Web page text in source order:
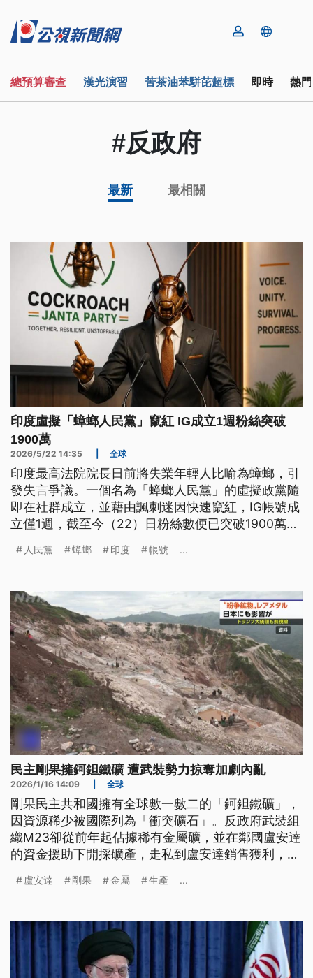
總預算審查 漢光演習 苦茶油苯駢芘超標 即時 熱
#反政府
最新 最相關
印度虛擬「蟑螂人民黨」竄紅 IG成立1週粉絲突破
1900萬
2026/5/22 14:35 全球
印度最高法院院長日前將失業年輕人比喻為蟑螂，引
發失言爭議。一個名為「蟑螂人民黨」的虛擬政黨隨
即在社群成立，並藉由諷刺迷因快速竄紅，IG帳號成
立僅1週，截至今（22）日粉絲數便已突破1900萬。
開新帳號，並高調發文宣示「蟑螂回來了」。
人民黨 蟑螂 印度 帳號 ...
民主剛果擁鈳鉭鐵礦 遭武裝勢力掠奪加劇內亂
2026/1/16 14:09 全球
剛果民主共和國擁有全球數一數二的「鈳鉭鐵礦」，
因資源稀少被國際列為「衝突礦石」。反政府武裝組
織M23卻從前年起佔據稀有金屬礦，並在鄰國盧安達
的資金援助下開採礦產，走私到盧安達銷售獲利，進
半導體、手機等3C用品的重要礦物之一，為避免買
交易。
盧安達 剛果 金屬 生產 ...